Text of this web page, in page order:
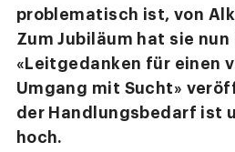
problematisch ist, von
Zum Jubiläum hat sie nun
«Leitgedanken für einen
Umgang mit Sucht»
der Handlungsbedarf ist
hoch.